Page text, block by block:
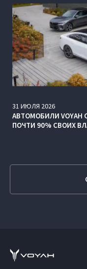
31 ИЮЛЯ 2026
АВТОМОБИЛИ
ПОЧТИ 90% СВОИХ